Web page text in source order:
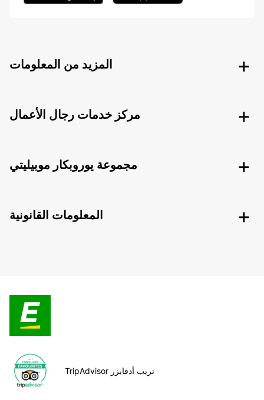
المزيد من المعلومات
مركز خدمات رجال الأعمال
مجموعة يوروبكار موبيليتي
المعلومات القانونية
TripAdvisor تريب أدفايزر